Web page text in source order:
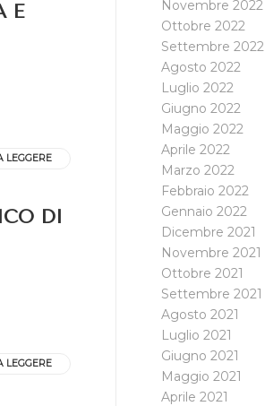
E
LEGGERE
DI
LEGGERE
Novembre 2022
Ottobre 2022
Settembre 2022
Agosto 2022
Luglio 2022
Giugno 2022
Maggio 2022
Aprile 2022
Marzo 2022
Febbraio 2022
Gennaio 2022
Dicembre 2021
Novembre 2021
Ottobre 2021
Settembre 2021
Agosto 2021
Luglio 2021
Giugno 2021
Maggio 2021
Aprile 2021